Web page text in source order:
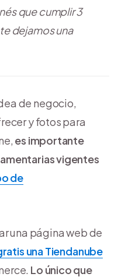
que cumplir 3
dejamos una
de negocio,
y fotos para
es importante
vigentes
de
una página web de
una Tiendanube
Lo único que